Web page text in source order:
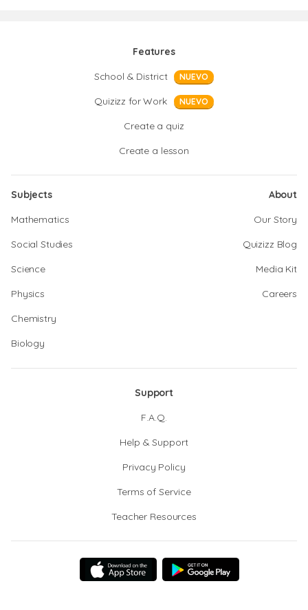
Features
School & District
NUEVO
Quizizz for Work NUEVO
Create a quiz
Create a lesson
Subjects
Mathematics
Social Studies
Science
Physics
Chemistry
Biology
About
Our Story
Quizizz Blog
Media Kit
Careers
Support
F.A.Q.
Help & Support
Privacy Policy
Terms of Service
Teacher Resources